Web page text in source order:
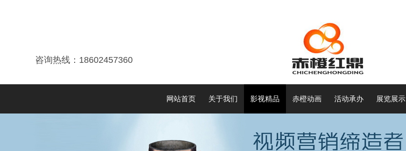
咨询热线：18602457360
网站首页 关于我们 影视精品 赤橙动画 活动承办 展览展示